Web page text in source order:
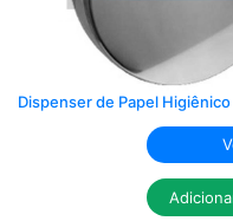
Dispenser de Papel